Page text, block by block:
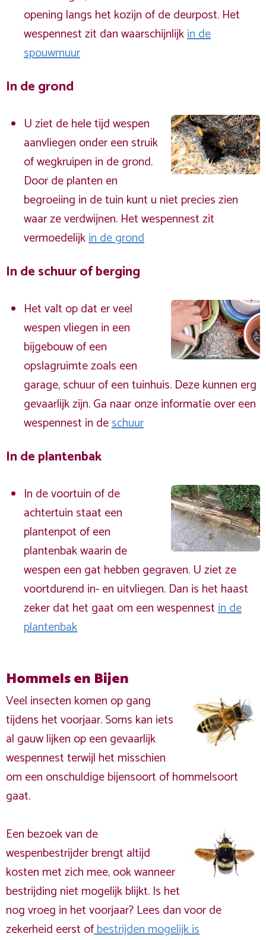
opening langs het kozijn of de deurpost. Het
wespennest zit dan waarschijnlijkin de
spouwmuur
In de grond
U ziet de hele tijd wespen
aanvliegen onder een struik
of wegkruipen in de grond.
Door de planten en
begroeiing in de tuin kunt u niet precies zien
waar ze verdwijnen. Het wespennest zit
vermoedelijkin de grond
In de schuur of berging
Het valt op dat er veel
wespen vliegen in een
bijgebouw of een
opslagruimte zoals een
garage, schuur of een tuinhuis. Deze kunnen erg
gevaarlijk zijn. Ga naar onze informatie over een
wespennest in deschuur
In de plantenbak
In de voortuin of de
achtertuin staat een
plantenpot of een
plantenbak waarin de
wespen een gat hebben gegraven. U ziet ze
voortdurend in- en uitvliegen. Dan is het haast
zeker dat het gaat om een wespennestin de
plantenbak
Hommels en Bijen
Veel insecten komen op gang
tijdens het voorjaar. Soms kan iets
al gauw lijken op een gevaarlijk
wespennest terwijl het misschien
om een onschuldige bijensoort of hommelsoort
gaat.
Een bezoek van de
wespenbestrijder brengt altijd
kosten met zich mee, ook wanneer
bestrijding niet mogelijk blijkt. Is het
nog vroeg in het voorjaar? Lees dan voor de
zekerheid eerst ofbestrijden mogelijk is